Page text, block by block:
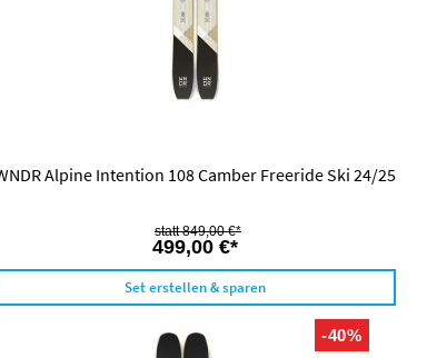
Alpine Intention 108 Camber Freeride Ski 24/25
499,00 €*
849,00 €*
Set erstellen & sparen
-40%